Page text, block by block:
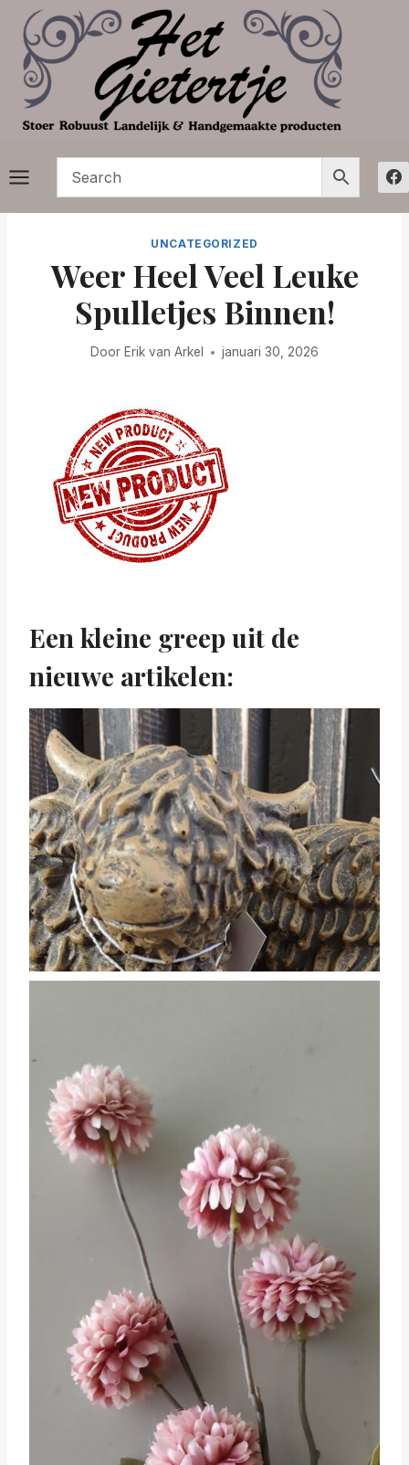
Doorgaan
naar
inhoud
UNCATEGORIZED
Weer Heel Veel Leuke
Spulletjes Binnen!
Door Erik van Arkel januari 30, 2026
Een kleine greep uit de
nieuwe artikelen: